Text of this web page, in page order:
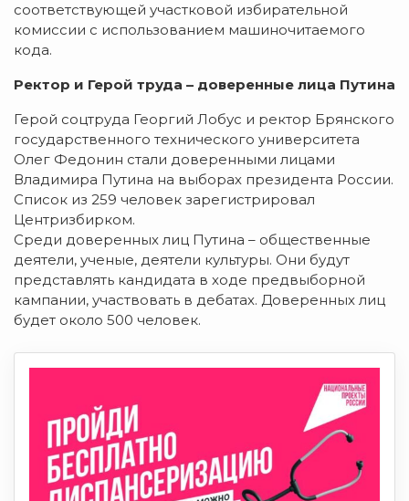
соответствующей участковой избирательной
комиссии с использованием машиночитаемого
кода.
Ректор и Герой труда – доверенные лица Путина
Герой соцтруда Георгий Лобус и ректор Брянского
государственного технического университета
Олег Федонин стали доверенными лицами
Владимира Путина на выборах президента России.
Список из 259 человек зарегистрировал
Центризбирком.
Среди доверенных лиц Путина – общественные
деятели, ученые, деятели культуры. Они будут
представлять кандидата в ходе предвыборной
кампании, участвовать в дебатах. Доверенных лиц
будет около 500 человек.